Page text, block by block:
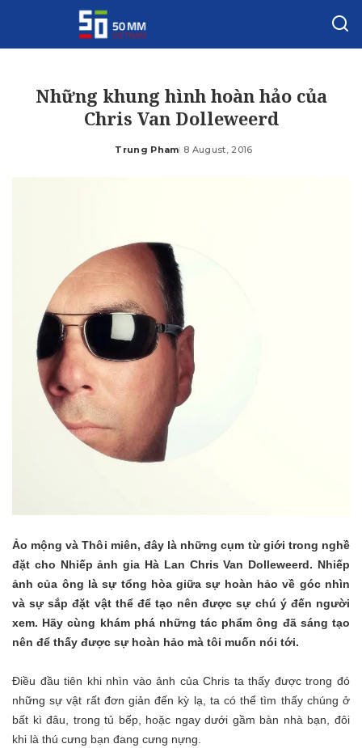
Những khung hình hoàn hảo của
Chris Van Dolleweerd
Posted
Trung Pham 8 August, 2016
Ảo mộng và Thôi miên, đây là những cụm từ giới trong nghề
đặt cho Nhiếp ảnh gia Hà Lan Chris Van Dolleweerd. Nhiếp
ảnh của ông là sự tổng hòa giữa sự hoàn hảo về góc nhìn
và sự sắp đặt vật thể để tạo nên được sự chú ý đến người
xem. Hãy cùng khám phá những tác phẩm ông đã sáng tạo
nên để thấy được sự hoàn hảo mà tôi muốn nói tới.
Điều đầu tiên khi nhìn vào ảnh của Chris ta thấy được trong đó
những sự vật rất đơn giản đến kỳ lạ, ta có thể tìm thấy chúng ở
bất kì đâu, trong tủ bếp, hoặc ngay dưới gầm bàn nhà bạn, đôi
khi là thú cưng bạn đang cưng nựng.